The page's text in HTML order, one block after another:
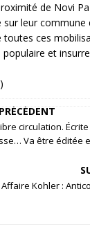
de Novi
sur leur commune
toutes ces
et
PRÉCÉDENT
circulation.
Va être éditée
Affaire Kohler :